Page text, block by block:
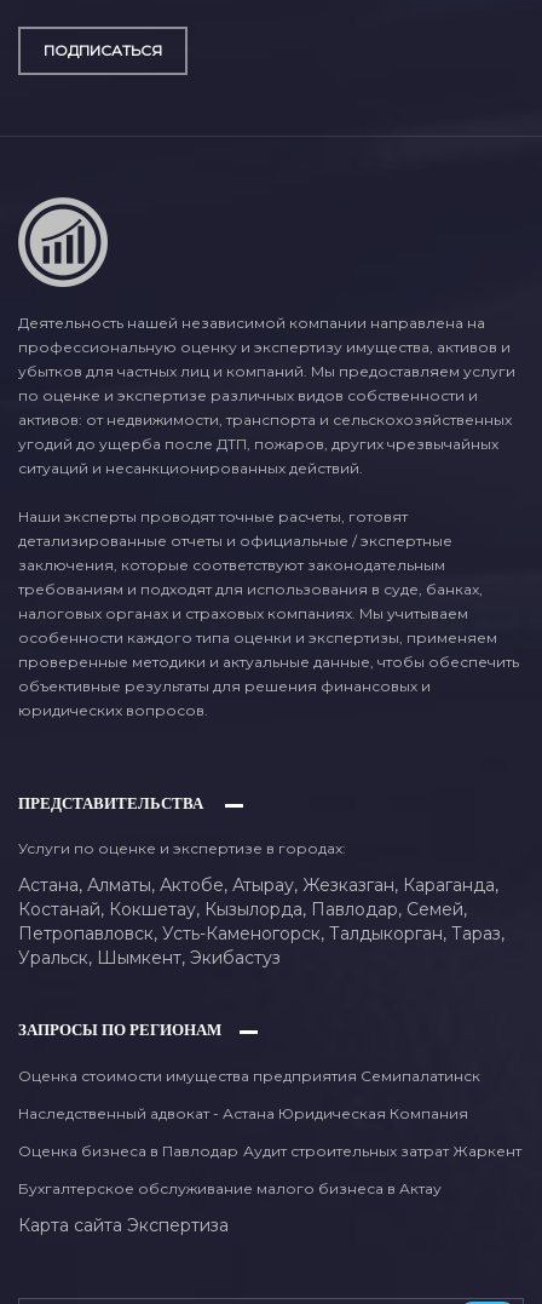
ПОДПИСАТЬСЯ
Деятельность нашей независимой компании направлена на
профессиональную оценку и экспертизу имущества, активов и
убытков для частных лиц и компаний. Мы предоставляем услуги
по оценке и экспертизе различных видов собственности и
активов: от недвижимости, транспорта и сельскохозяйственных
угодий до ущерба после ДТП, пожаров, других чрезвычайных
ситуаций и несанкционированных действий.
Наши эксперты проводят точные расчеты, готовят
детализированные отчеты и официальные / экспертные
заключения, которые соответствуют законодательным
требованиям и подходят для использования в суде, банках,
налоговых органах и страховых компаниях. Мы учитываем
особенности каждого типа оценки и экспертизы, применяем
проверенные методики и актуальные данные, чтобы обеспечить
объективные результаты для решения финансовых и
юридических вопросов.
ПРЕДСТАВИТЕЛЬСТВА
Услуги по оценке и экспертизе в городах:
Астана, Алматы, Актобе, Атырау, Жезказган, Караганда,
Костанай, Кокшетау, Кызылорда, Павлодар, Семей,
Петропавловск, Усть-Каменогорск, Талдыкорган, Тараз,
Уральск, Шымкент, Экибастуз
ЗАПРОСЫ ПО РЕГИОНАМ
Оценка стоимости имущества предприятия Семипалатинск
Наследственный адвокат - Астана Юридическая Компания
Оценка бизнеса в Павлодар Аудит строительных затрат Жаркент
Бухгалтерское обслуживание малого бизнеса в Актау
Карта сайта Экспертиза